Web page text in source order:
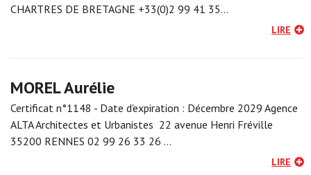
CHARTRES DE BRETAGNE +33(0)2 99 41 35…
LIRE
MOREL Aurélie
Certificat n°1148 - Date d'expiration : Décembre 2029 Agence
ALTA Architectes et Urbanistes 22 avenue Henri Fréville
35200 RENNES 02 99 26 33 26 …
LIRE